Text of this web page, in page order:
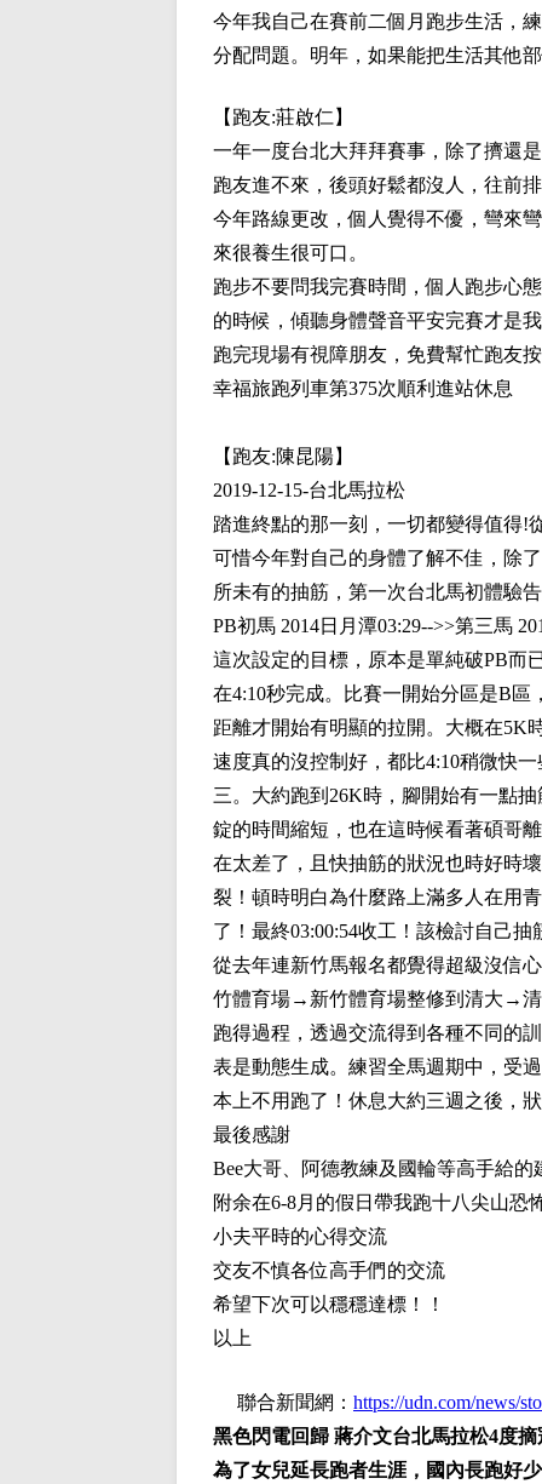
今年我自己在賽前二個月跑步生活，
分配問題。明年，如果能把生活其他
【跑友:莊啟仁 】
一年一度台北大拜拜賽事，除了擠還
跑友進不來，後頭好鬆都沒人，往前
今年路線更改，個人覺得不優，彎來
來很養生很可口。
跑步不要問我完賽時間，個人跑步心
的時候，傾聽身體聲音平安完賽才是
跑完現場有視障朋友，免費幫忙跑友
幸福旅跑列車第375次順利進站休息
【跑友:陳昆陽】
2019-12-15-台北馬拉松
踏進終點的那一刻，一切都變得值得!
可惜今年對自己的身體了解不佳，除
所未有的抽筋，第一次台北馬初體驗
PB初馬 2014日月潭03:29-->>第三馬
這次設定的目標，原本是單純破PB而
在4:10秒完成。比賽一開始分區是B
距離才開始有明顯的拉開。大概在5K
速度真的沒控制好，都比4:10稍微快
三。大約跑到26K時，腳開始有一點
錠的時間縮短，也在這時候看著碩哥
在太差了，且快抽筋的狀況也時好時
裂！頓時明白為什麼路上滿多人在用
了！最終03:00:54收工！該檢討自己抽
從去年連新竹馬報名都覺得超級沒信
竹體育場→新竹體育場整修到清大→
跑得過程，透過交流得到各種不同的
表是動態生成。練習全馬週期中，受
本上不用跑了！休息大約三週之後，
最後感謝
Bee大哥、阿德教練及國輪等高手給的
附余在6-8月的假日帶我跑十八尖山恐
小夫平時的心得交流
交友不慎各位高手們的交流
希望下次可以穩穩達標！！
以上
聯合新聞網： https://udn.com/news/
黑色閃電回歸 蔣介文台北馬拉松4度摘
為了女兒延長跑者生涯，國內長跑好